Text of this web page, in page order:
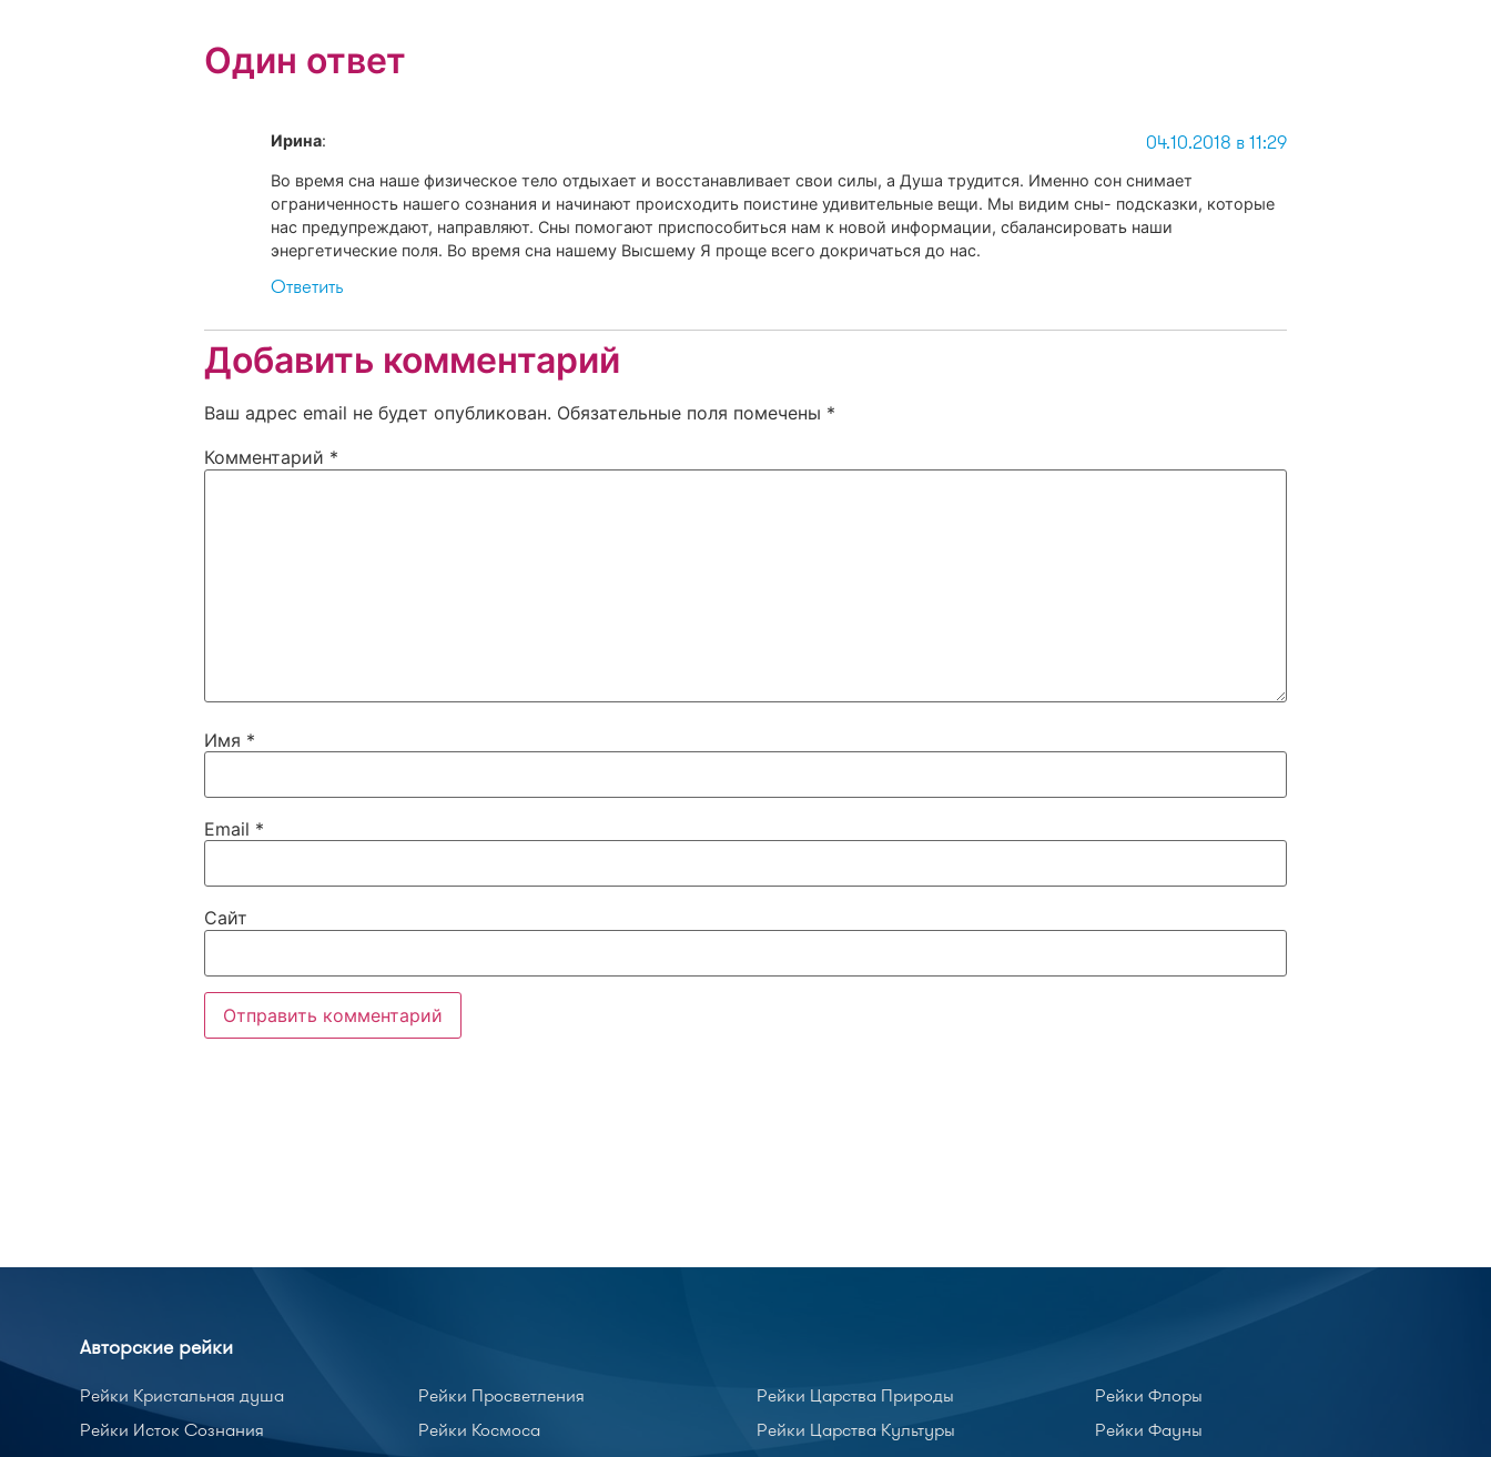
Один ответ
Ирина: 04.10.2018 в 11:29
Во время сна наше физическое тело отдыхает и восстанавливает свои силы, а Душа трудится. Именно сон снимает
ограниченность нашего сознания и начинают происходить поистине удивительные вещи. Мы видим сны- подсказки, которые
нас предупреждают, направляют. Сны помогают приспособиться нам к новой информации, сбалансировать наши
энергетические поля. Во время сна нашему Высшему Я проще всего докричаться до нас.
Ответить
Добавить комментарий
Ваш адрес email не будет опубликован. Обязательные поля помечены *
Комментарий *
Имя *
Email *
Сайт
Авторские рейки
Рейки Кристальная душа
Рейки Исток Сознания
Рейки Просветления
Рейки Космоса
Рейки Царства Природы
Рейки Царства Культуры
Рейки Флоры
Рейки Фауны